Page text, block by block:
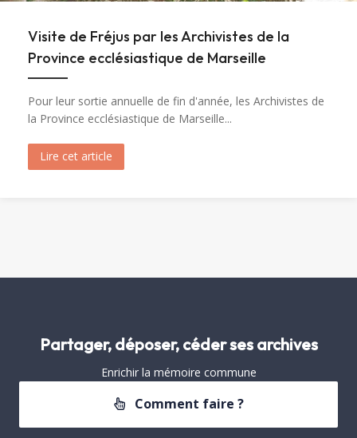
Visite de Fréjus par les Archivistes de la
Province ecclésiastique de Marseille
Pour leur sortie annuelle de fin d'année, les Archivistes de
la Province ecclésiastique de Marseille...
Lire cet article
Partager, déposer, céder ses archives
Enrichir la mémoire commune
Comment faire ?